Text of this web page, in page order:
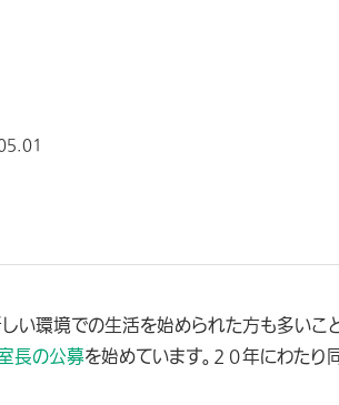
い環境での生活を始められた方も多い
長の公募を始めています。２０年にわた